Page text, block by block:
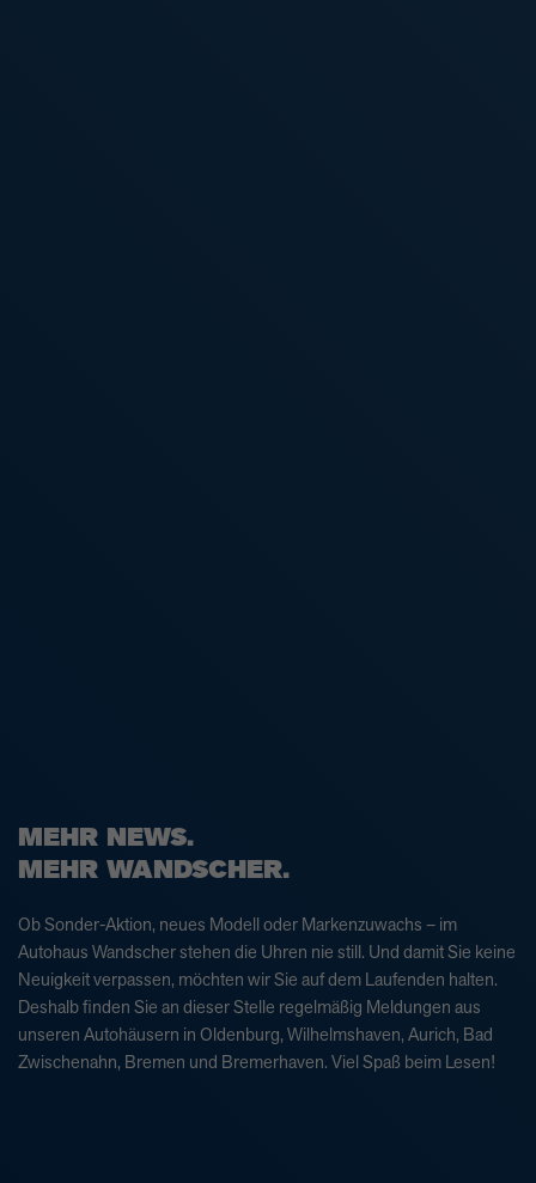
MEHR NEWS.
MEHR WANDSCHER.
Ob Sonder-Aktion, neues Modell oder Markenzuwachs – im
Autohaus Wandscher stehen die Uhren nie still. Und damit Sie keine
Neuigkeit verpassen, möchten wir Sie auf dem Laufenden halten.
Deshalb finden Sie an dieser Stelle regelmäßig Meldungen aus
unseren Autohäusern in Oldenburg, Wilhelmshaven, Aurich, Bad
Zwischenahn, Bremen und Bremerhaven. Viel Spaß beim Lesen!